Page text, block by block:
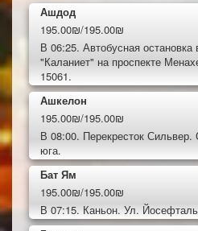
Ашдод
195.00₪/195.00₪
В 06:25. Автобусная остановка
"Каланиет" на проспекте
15061.
Ашкелон
195.00₪/195.00₪
В 08:00. Перекресток Сильвер.
юга.
Бат Ям
195.00₪/195.00₪
В 07:15. Каньон. Ул.